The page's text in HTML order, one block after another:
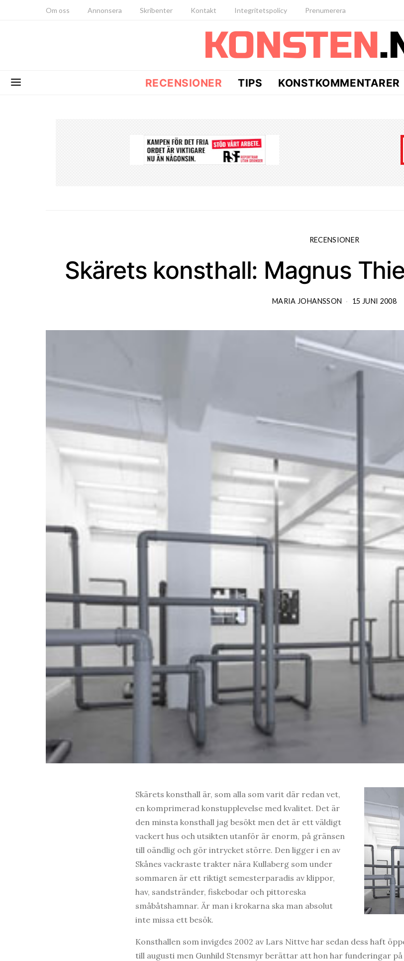
Om oss Annonsera Skribenter Kontakt Integritetspolicy Prenumerera
RECENSIONER TIPS KONSTKOMMENTARER
RECENSIONER
Skärets konsthall: Magnus
MARIA JOHANSSON 15 JUNI 2008
Skärets konsthall är, som alla som varit där redan vet,
en komprimerad konstupplevelse med kvalitet. Det är
den minsta konsthall jag besökt men det är ett väldigt
vackert hus och utsikten utanför är enorm, på gränsen
till oändlig och gör intrycket större. Den ligger i en av
Skånes vackraste trakter nära Kullaberg som under
sommaren är ett riktigt semesterparadis av klippor,
hav, sandstränder, fiskebodar och pittoreska
småbåtshamnar. Är man i krokarna ska man absolut
inte missa ett besök.
Konsthallen som invigdes 2002 av Lars Nittve har sedan dess haft
till augusti men Gunhild Stensmyr berättar att hon har funderingar